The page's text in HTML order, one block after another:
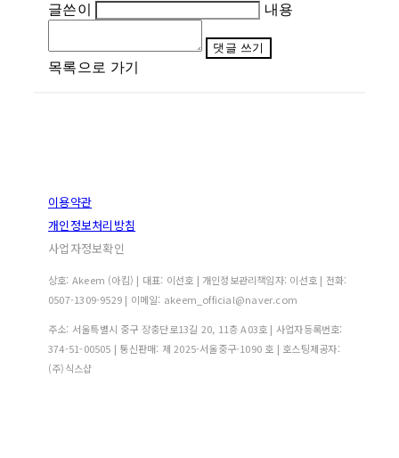
글쓴이
내용
댓글 쓰기
목록으로 가기
이용약관
개인정보처리방침
사업자정보확인
상호: Akeem (아킴) | 대표: 이선호 | 개인정보관리책임자: 이선호 | 전화:
0507-1309-9529 | 이메일: akeem_official@naver.com
주소: 서울특별시 중구 장충단로13길 20, 11층 A03호 | 사업자등록번호:
374-51-00505 | 통신판매: 제 2025-서울중구-1090 호 | 호스팅제공자:
(주)식스샵